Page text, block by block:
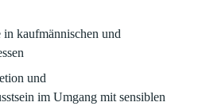
kaufmännischen und
und
im Umgang mit sensiblen